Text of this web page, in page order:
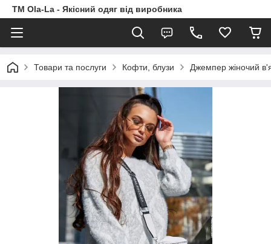
TM Ola-La - Якісний одяг від виробника
Товари та послуги Кофти, блузи Джемпер жіночий